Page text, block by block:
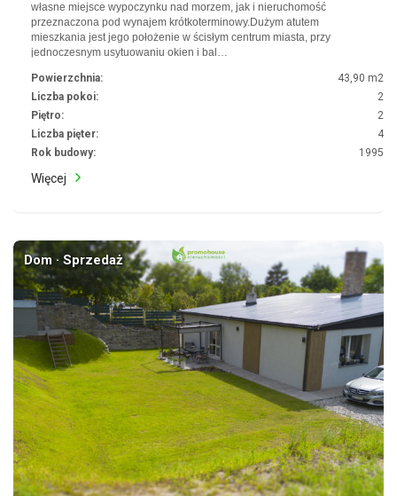
własne miejsce wypoczynku nad morzem, jak i nieruchomość
przeznaczona pod wynajem krótkoterminowy.Dużym atutem
mieszkania jest jego położenie w ścisłym centrum miasta, przy
jednoczesnym usytuowaniu okien i bal…
Powierzchnia:
43,90 m2
Liczba pokoi:
2
Piętro:
2
Liczba pięter:
4
Rok budowy:
1995
Więcej
Dom · Sprzedaż